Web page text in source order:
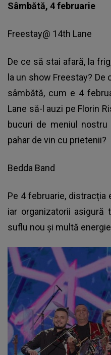
Sâmbătă, 4 februarie
Freestay@ 14th Lane
De ce să stai afară, la
la un show Freestay?
sâmbătă, cum e 4
Lane să-l auzi pe Florin
bucuri de meniul
pahar de vin cu prietenii?
Bedda Band
Pe 4 februarie, distracția
iar organizatorii
suflu nou și multă